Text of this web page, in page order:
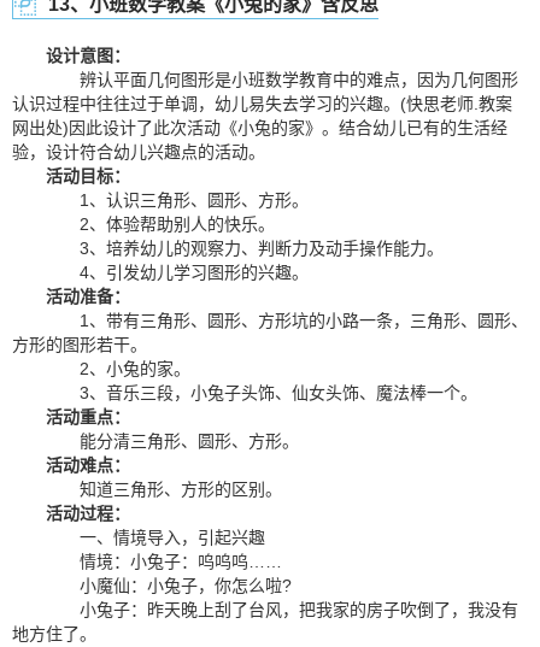
13、小班数学教案《小兔的家》含反思
设计意图：
辨认平面几何图形是小班数学教育中的难点，因为几何图形
认识过程中往往过于单调，幼儿易失去学习的兴趣。(快思老师.教案
网出处)因此设计了此次活动《小兔的家》。结合幼儿已有的生活经
验，设计符合幼儿兴趣点的活动。
活动目标：
1、认识三角形、圆形、方形。
2、体验帮助别人的快乐。
3、培养幼儿的观察力、判断力及动手操作能力。
4、引发幼儿学习图形的兴趣。
活动准备：
1、带有三角形、圆形、方形坑的小路一条，三角形、圆形、
方形的图形若干。
2、小兔的家。
3、音乐三段，小兔子头饰、仙女头饰、魔法棒一个。
活动重点：
能分清三角形、圆形、方形。
活动难点：
知道三角形、方形的区别。
活动过程：
一、情境导入，引起兴趣
情境：小兔子：呜呜呜……
小魔仙：小兔子，你怎么啦?
小兔子：昨天晚上刮了台风，把我家的房子吹倒了，我没有
地方住了。